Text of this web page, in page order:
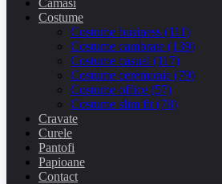
Camasi
Costume
Costume business (111)
Costume cambrate (139)
Costume casual (117)
Costume ceremonie (79)
Costume office (57)
Costume slim fit (78)
Cravate
Curele
Pantofi
Papioane
Contact